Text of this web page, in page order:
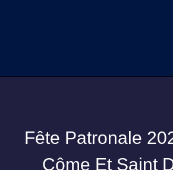
Fête Patronale
Côme Et Saint